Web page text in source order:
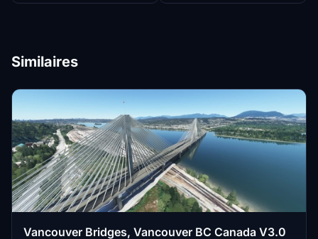
Similaires
Vancouver Bridges, Vancouver BC Canada V3.0